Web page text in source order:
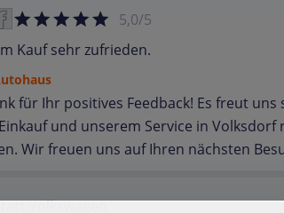
5,0/5
Kauf sehr zufrieden.
für Ihr positives Feedback! Es freut uns
und unserem Service in Volksdorf
Wir freuen uns auf Ihren nächsten
Volkswagen